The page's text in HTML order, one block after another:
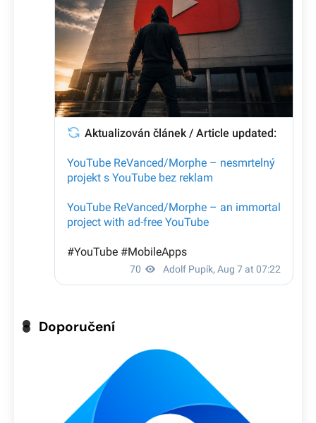
Doporučení